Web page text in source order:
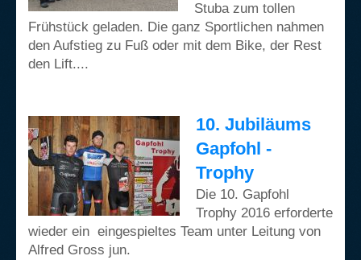
Stuba zum tollen
Frühstück geladen. Die ganz Sportlichen nahmen
den Aufstieg zu Fuß oder mit dem Bike, der Rest
den Lift....
10. Jubiläums
Gapfohl -
Trophy
Die 10. Gapfohl
Trophy 2016 erforderte
wieder ein eingespieltes Team unter Leitung von
Alfred Gross jun.